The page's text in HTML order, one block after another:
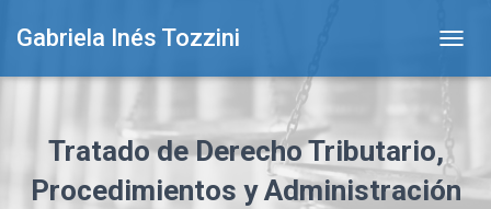
Gabriela Inés Tozzini
O
E
A
Tratado de Derecho Tributario,
Procedimientos y Administración